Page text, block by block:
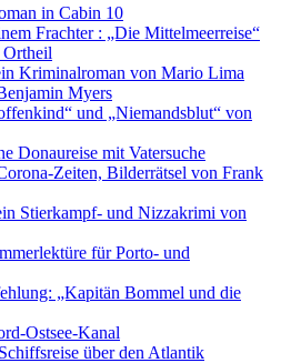
in Cabin 10
Frachter : „Die Mittelmeerreise“
Ortheil
Kriminalroman von Mario Lima
Myers
und „Niemandsblut“ von
Donaureise mit Vatersuche
Zeiten, Bilderrätsel von Frank
Stierkampf- und Nizzakrimi von
für Porto- und
„Kapitän Bommel und die
Ostsee-Kanal
über den Atlantik